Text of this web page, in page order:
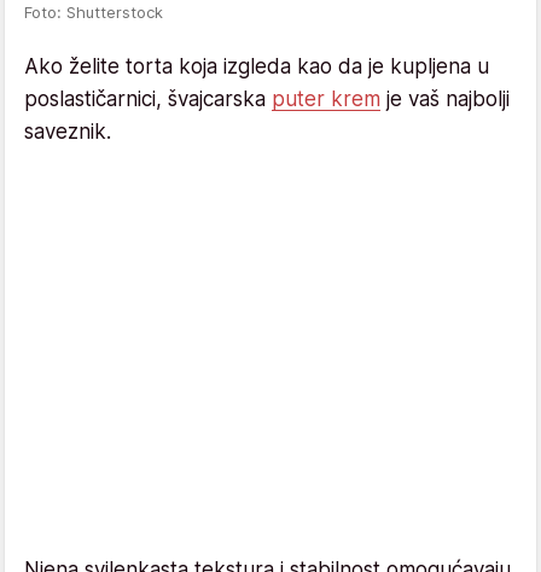
Foto: Shutterstock
Ako želite torta koja izgleda kao da je kupljena u
poslastičarnici, švajcarska puter krem je vaš najbolji
saveznik.